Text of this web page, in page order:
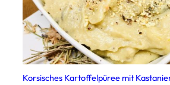
Korsisches Kartoffelpüree mit